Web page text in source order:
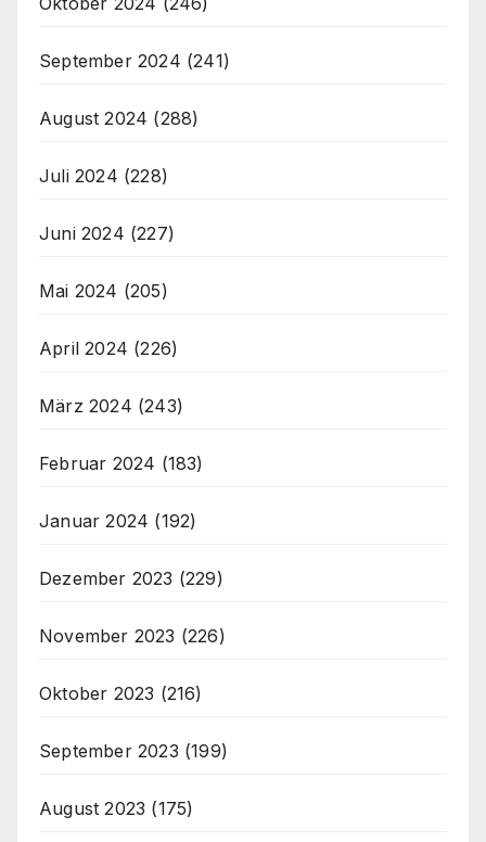
September 2024 (241)
August 2024 (288)
Juli 2024 (228)
Juni 2024 (227)
Mai 2024 (205)
April 2024 (226)
März 2024 (243)
Februar 2024 (183)
Januar 2024 (192)
Dezember 2023 (229)
November 2023 (226)
Oktober 2023 (216)
September 2023 (199)
August 2023 (175)